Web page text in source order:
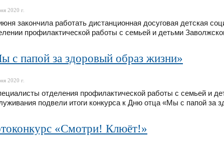
2020 г.
закончила работать дистанционная досуговая детская
профилактической работы с семьей и детьми
с папой за здоровый образ жизни»
2020 г.
отделения профилактической работы с семьей и
подвели итоги конкурса к Дню отца «Мы с папой за
«Смотри! Клюёт!»